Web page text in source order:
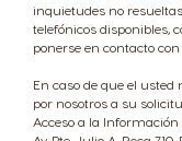
inquietudes no
telefónicos disponibles,
ponerse en contacto con
En caso de que el usted
por nosotros a su
Acceso a la Información
German
Taiwan
English